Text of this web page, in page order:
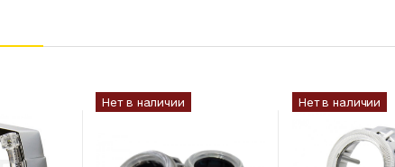
Нет в наличии Нет в наличии